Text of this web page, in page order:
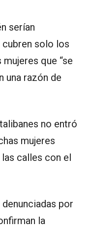
serían
solo los
que “se
una razón de
no entró
mujeres
calles con el
por
la